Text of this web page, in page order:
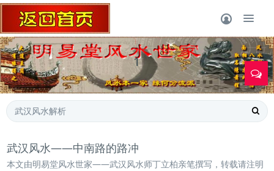
1
武汉风水——中南路的路冲
本文由明易堂风水世家——武汉风水师丁立柏亲笔撰写，转载请注明